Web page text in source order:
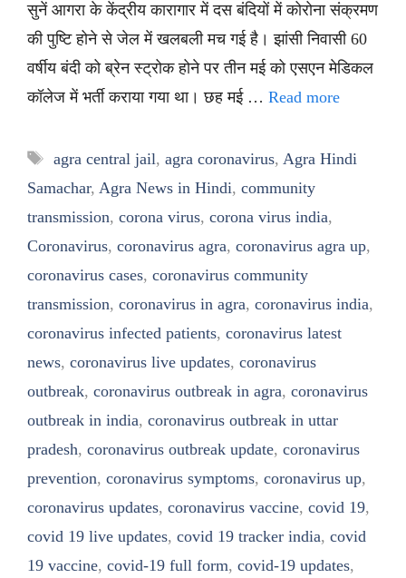
सुनें आगरा के केंद्रीय कारागार में दस बंदियों में कोरोना संक्रमण
की पुष्टि होने से जेल में खलबली मच गई है। झांसी निवासी 60
वर्षीय बंदी को ब्रेन स्ट्रोक होने पर तीन मई को एसएन मेडिकल
कॉलेज में भर्ती कराया गया था। छह मई … Read more
Tags
agra central jail, agra coronavirus, Agra Hindi
Samachar, Agra News in Hindi, community
transmission, corona virus, corona virus india,
Coronavirus, coronavirus agra, coronavirus agra up,
coronavirus cases, coronavirus community
transmission, coronavirus in agra, coronavirus india,
coronavirus infected patients, coronavirus latest
news, coronavirus live updates, coronavirus
outbreak, coronavirus outbreak in agra, coronavirus
outbreak in india, coronavirus outbreak in uttar
pradesh, coronavirus outbreak update, coronavirus
prevention, coronavirus symptoms, coronavirus up,
coronavirus updates, coronavirus vaccine, covid 19,
covid 19 live updates, covid 19 tracker india, covid
19 vaccine, covid-19 full form, covid-19 updates,